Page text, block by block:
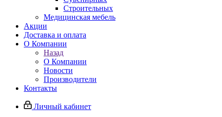
Строительных
Медицинская мебель
Акции
Доставка и оплата
О Компании
Назад
О Компании
Новости
Производители
Контакты
Личный кабинет